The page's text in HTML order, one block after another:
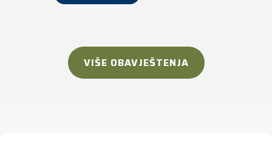
VIŠE OBAVJEŠTENJA